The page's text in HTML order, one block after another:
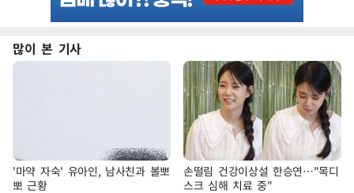
많이 본 기사
'마약 자숙' 유아인, 남사친과 볼뽀
뽀 근황
손떨림 건강이상설 한승연…"목디
스크 심해 치료 중"